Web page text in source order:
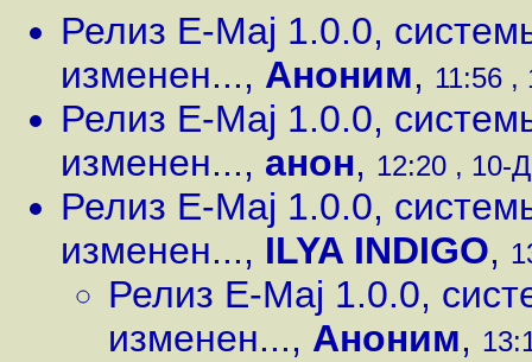
Релиз E-Maj 1.0.0,
изменен..., Аноним, 11:56 ,
Релиз E-Maj 1.0.0,
изменен..., анон, 12:20 , 10-
Релиз E-Maj 1.0.0,
изменен..., ILYA INDIGO,
Релиз E-Maj 1.0.0,
изменен..., Аноним,